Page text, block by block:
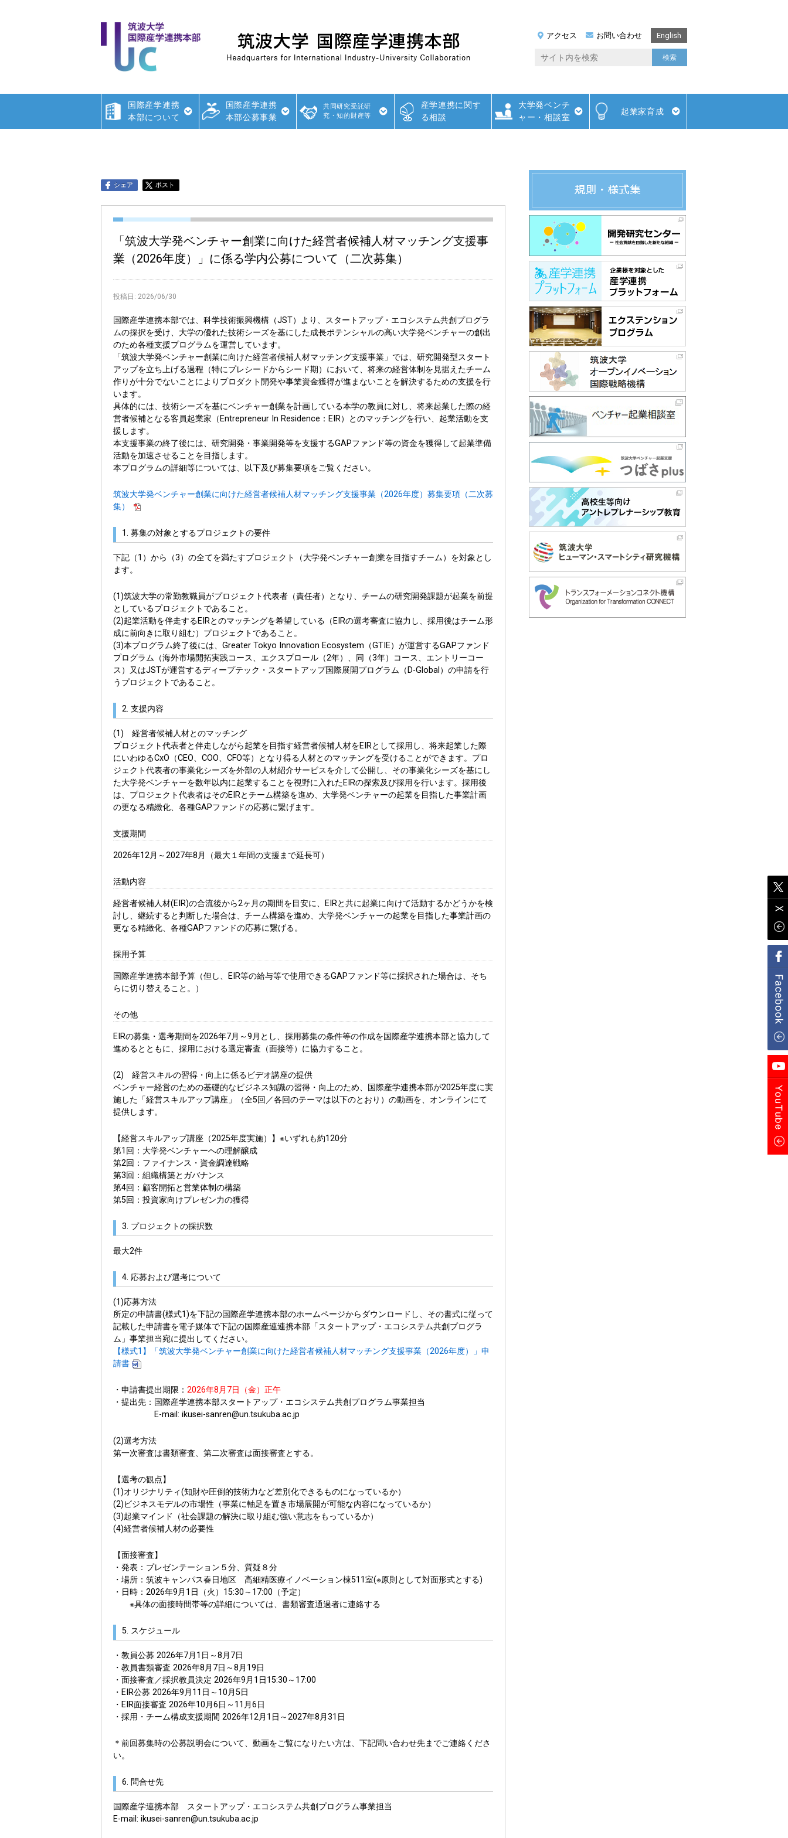
アクセス お問い合わせ English
国際産学連携
本部について
国際産学連携
本部公募事業
共同研究受託研
究・知的財産等
産学連携に関す
る相談
大学発ベンチ
ャー・相談室
起業家育成
シェア ポスト
「筑波大学発ベンチャー創業に向けた経営者候補人材マッチング支援事
業（2026年度）」に係る学内公募について（二次募集）
投稿日: 2026/06/30
国際産学連携本部では、科学技術振興機構（JST）より、スタートアップ・エコシステム共創プログラ
ムの採択を受け、大学の優れた技術シーズを基にした成長ポテンシャルの高い大学発ベンチャーの創出
のため各種支援プログラムを運営しています。
「筑波大学発ベンチャー創業に向けた経営者候補人材マッチング支援事業」では、研究開発型スタート
アップを立ち上げる過程（特にプレシードからシード期）において、将来の経営体制を見据えたチーム
作りが十分でないことによりプロダクト開発や事業資金獲得が進まないことを解決するための支援を行
います。
具体的には、技術シーズを基にベンチャー創業を計画している本学の教員に対し、将来起業した際の経
営者候補となる客員起業家（Entrepreneur In Residence：EIR）とのマッチングを行い、起業活動を支
援します。
本支援事業の終了後には、研究開発・事業開発等を支援するGAPファンド等の資金を獲得して起業準備
活動を加速させることを目指します。
本プログラムの詳細等については、以下及び募集要項をご覧ください。
筑波大学発ベンチャー創業に向けた経営者候補人材マッチング支援事業（2026年度）募集要項（二次募
集）
1. 募集の対象とするプロジェクトの要件
下記（1）から（3）の全てを満たすプロジェクト（大学発ベンチャー創業を目指すチーム）を対象とし
ます。
(1)筑波大学の常勤教職員がプロジェクト代表者（責任者）となり、チームの研究開発課題が起業を前提
としているプロジェクトであること。
(2)起業活動を伴走するEIRとのマッチングを希望している（EIRの選考審査に協力し、採用後はチーム形
成に前向きに取り組む）プロジェクトであること。
(3)本プログラム終了後には、Greater Tokyo Innovation Ecosystem（GTIE）が運営するGAPファンド
プログラム（海外市場開拓実践コース、エクスプロール（2年）、同（3年）コース、エントリーコー
ス）又はJSTが運営するディープテック・スタートアップ国際展開プログラム（D-Global）の申請を行
うプロジェクトであること。
2. 支援内容
(1) 経営者候補人材とのマッチング
プロジェクト代表者と伴走しながら起業を目指す経営者候補人材をEIRとして採用し、将来起業した際
にいわゆるCxO（CEO、COO、CFO等）となり得る人材とのマッチングを受けることができます。プロ
ジェクト代表者の事業化シーズを外部の人材紹介サービスを介して公開し、その事業化シーズを基にし
た大学発ベンチャーを数年以内に起業することを視野に入れたEIRの探索及び採用を行います。採用後
は、プロジェクト代表者はそのEIRとチーム構築を進め、大学発ベンチャーの起業を目指した事業計画
の更なる精緻化、各種GAPファンドの応募に繋げます。
支援期間
2026年12月～2027年8月（最大１年間の支援まで延長可）
活動内容
経営者候補人材(EIR)の合流後から2ヶ月の期間を目安に、EIRと共に起業に向けて活動するかどうかを検
討し、継続すると判断した場合は、チーム構築を進め、大学発ベンチャーの起業を目指した事業計画の
更なる精緻化、各種GAPファンドの応募に繋げる。
採用予算
国際産学連携本部予算（但し、EIR等の給与等で使用できるGAPファンド等に採択された場合は、そち
らに切り替えること。）
その他
EIRの募集・選考期間を2026年7月～9月とし、採用募集の条件等の作成を国際産学連携本部と協力して
進めるとともに、採用における選定審査（面接等）に協力すること。
(2) 経営スキルの習得・向上に係るビデオ講座の提供
ベンチャー経営のための基礎的なビジネス知識の習得・向上のため、国際産学連携本部が2025年度に実
施した「経営スキルアップ講座」（全5回／各回のテーマは以下のとおり）の動画を、オンラインにて
提供します。
【経営スキルアップ講座（2025年度実施）】※いずれも約120分
第1回：大学発ベンチャーへの理解醸成
第2回：ファイナンス・資金調達戦略
第3回：組織構築とガバナンス
第4回：顧客開拓と営業体制の構築
第5回：投資家向けプレゼン力の獲得
3. プロジェクトの採択数
最大2件
4. 応募および選考について
(1)応募方法
所定の申請書(様式1)を下記の国際産学連携本部のホームページからダウンロードし、その書式に従って
記載した申請書を電子媒体で下記の国際産連連携本部「スタートアップ・エコシステム共創プログラ
ム」事業担当宛に提出してください。
【様式1】「筑波大学発ベンチャー創業に向けた経営者候補人材マッチング支援事業（2026年度）」申
請書
・申請書提出期限： 2026年8月7日（金）正午
・提出先：国際産学連携本部スタートアップ・エコシステム共創プログラム事業担当
E-mail: ikusei-sanren@un.tsukuba.ac.jp
(2)選考方法
第一次審査は書類審査、第二次審査は面接審査とする。
【選考の観点】
(1)オリジナリティ(知財や圧倒的技術力など差別化できるものになっているか）
(2)ビジネスモデルの市場性（事業に軸足を置き市場展開が可能な内容になっているか）
(3)起業マインド（社会課題の解決に取り組む強い意志をもっているか）
(4)経営者候補人材の必要性
【面接審査】
・発表：プレゼンテーション５分、質疑８分
・場所：筑波キャンパス春日地区 高細精医療イノベーション棟511室(※原則として対面形式とする)
・日時：2026年9月1日（火）15:30～17:00（予定）
※具体の面接時間帯等の詳細については、書類審査通過者に連絡する
5. スケジュール
・教員公募 2026年7月1日～8月7日
・教員書類審査 2026年8月7日～8月19日
・面接審査／採択教員決定 2026年9月1日15:30～17:00
・EIR公募 2026年9月11日～10月5日
・EIR面接審査 2026年10月6日～11月6日
・採用・チーム構成支援期間 2026年12月1日～2027年8月31日
＊前回募集時の公募説明会について、動画をご覧になりたい方は、下記問い合わせ先までご連絡くださ
い。
6. 問合せ先
国際産学連携本部 スタートアップ・エコシステム共創プログラム事業担当
E-mail: ikusei-sanren@un.tsukuba.ac.jp